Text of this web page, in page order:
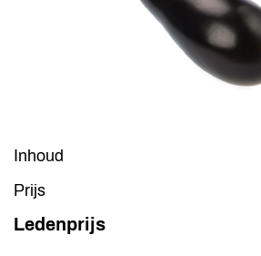
Inhoud
Prijs
Ledenprijs